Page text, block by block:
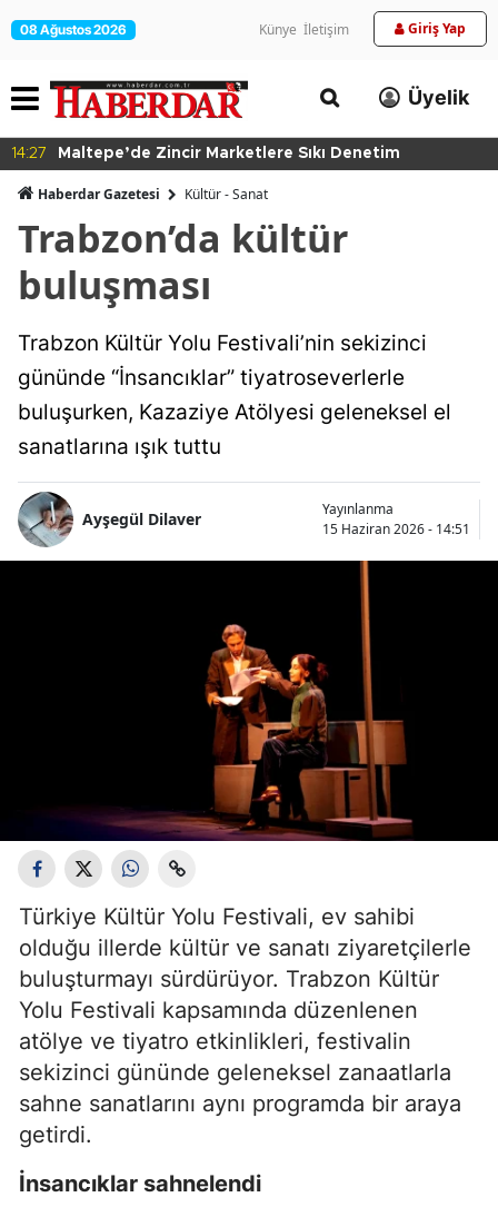
08 Ağustos 2026 Künye İletişim Giriş Yap
Üyelik
14:27 Maltepe’de Zincir Marketlere Sıkı Denetim
Haberdar Gazetesi Kültür - Sanat
Trabzon’da kültür
buluşması
Trabzon Kültür Yolu Festivali’nin sekizinci
gününde “İnsancıklar” tiyatroseverlerle
buluşurken, Kazaziye Atölyesi geleneksel el
sanatlarına ışık tuttu
Ayşegül Dilaver
Yayınlanma
15 Haziran 2026 - 14:51
Türkiye Kültür Yolu Festivali, ev sahibi
olduğu illerde kültür ve sanatı ziyaretçilerle
buluşturmayı sürdürüyor. Trabzon Kültür
Yolu Festivali kapsamında düzenlenen
atölye ve tiyatro etkinlikleri, festivalin
sekizinci gününde geleneksel zanaatlarla
sahne sanatlarını aynı programda bir araya
getirdi.
İnsancıklar sahnelendi